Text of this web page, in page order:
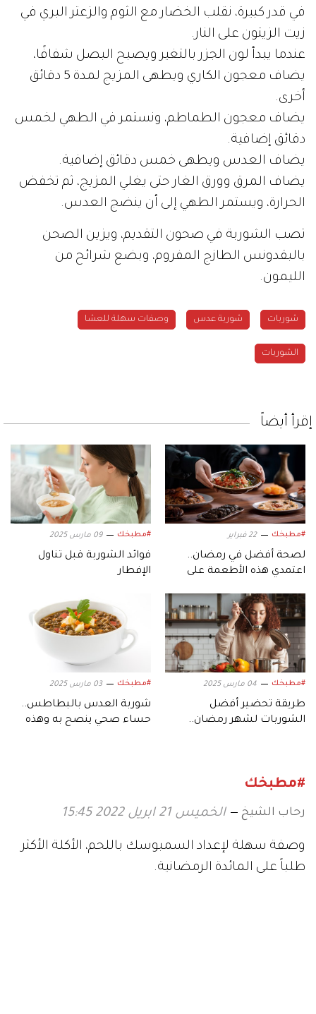
في قدر كبيرة، نقلب الخضار مع الثوم والزعتر البري في
زيت الزيتون على النار.
عندما يبدأ لون الجزر بالتغير ويصبح البصل شفافًا،
يضاف معجون الكاري ويطهى المزيج لمدة 5 دقائق
أخرى.
يضاف معجون الطماطم، ونستمر في الطهي لخمس
دقائق إضافية.
يضاف العدس ويطهى خمس دقائق إضافية.
يضاف المرق وورق الغار حتى يغلي المزيج، ثم تخفض
الحرارة، ويستمر الطهي إلى أن ينضج العدس.
تصب الشوربة في صحون التقديم، ويزين الصحن
بالبقدونس الطازج المفروم، وبضع شرائح من
الليمون.
شوربات شوربة عدس وصفات سهلة للعشا
الشوربات
إقرأ أيضاً
#مطبخك 22 فبراير
لصحة أفضل في رمضان..
اعتمدي هذه الأطعمة على
#مطبخك 09 مارس 2025
فوائد الشوربة قبل تناول
الإفطار
#مطبخك 04 مارس 2025
طريقة تحضير أفضل
الشوربات لشهر رمضان..
#مطبخك 03 مارس 2025
شوربة العدس بالبطاطس..
حساء صحي ينصح به وهذه
#مطبخك
رحاب الشيخ الخميس 21 ابريل 2022 15:45
وصفة سهلة لإعداد السمبوسك باللحم، الأكلة الأكثر
طلباً على المائدة الرمضانية.